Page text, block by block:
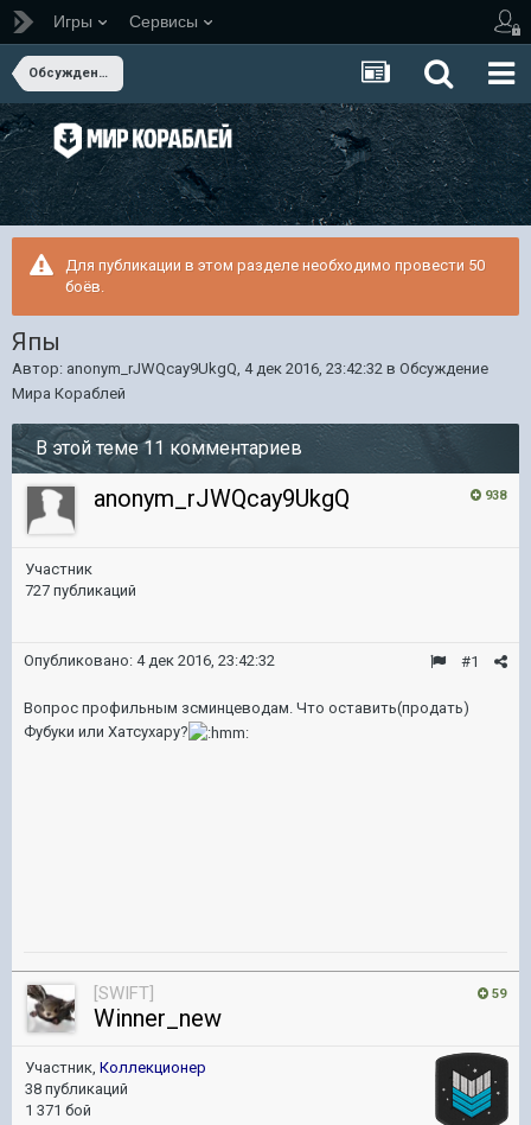
Игры Сервисы
Обсуждение Мира Кораблей
Для публикации в этом разделе необходимо провести 50
боёв.
Япы
Автор: anonym_rJWQcay9UkgQ, 4 дек 2016, 23:42:32 в Обсуждение
Мира Кораблей
В этой теме 11 комментариев
938
anonym_rJWQcay9UkgQ
Участник
727 публикаций
#1
Опубликовано: 4 дек 2016, 23:42:32
Вопрос профильным зсминцеводам. Что оставить(продать)
Фубуки или Хатсухару?
59
[SWIFT]
Winner_new
Участник, Коллекционер
38 публикаций
1 371 бой